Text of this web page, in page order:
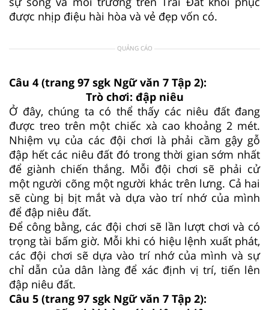
được nhịp điệu hài hòa và vẻ đẹp vốn có.
QUẢNG CÁO
Câu 4 (trang 97 sgk Ngữ văn 7 Tập 2):
Trò chơi: đập niêu
Ở đây, chúng ta có thể thấy các niêu đất đang
được treo trên một chiếc xà cao khoảng 2 mét.
Nhiệm vụ của các đội chơi là phải cầm gậy gỗ
đập hết các niêu đất đó trong thời gian sớm nhất
để giành chiến thắng. Mỗi đội chơi sẽ phải cử
một người cõng một người khác trên lưng. Cả hai
sẽ cùng bị bịt mắt và dựa vào trí nhớ của mình
để đập niêu đất.
Để công bằng, các đội chơi sẽ lần lượt chơi và có
trọng tài bấm giờ. Mỗi khi có hiệu lệnh xuất phát,
các đội chơi sẽ dựa vào trí nhớ của mình và sự
chỉ dẫn của dân làng để xác định vị trí, tiến lên
đập niêu đất.
Câu 5 (trang 97 sgk Ngữ văn 7 Tập 2):